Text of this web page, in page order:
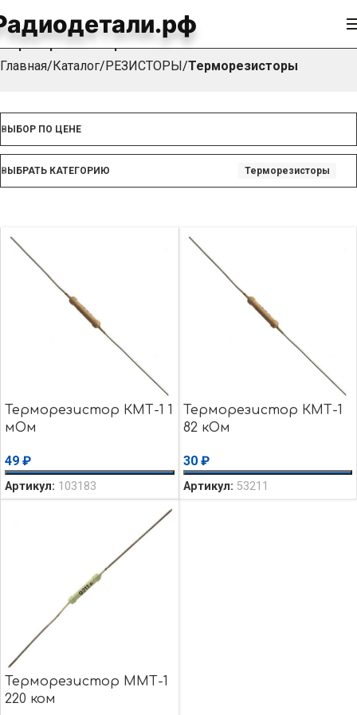
Терморезисторы
Главная Каталог РЕЗИСТОРЫ Терморезисторы
ВЫБОР ПО ЦЕНЕ
ВЫБРАТЬ КАТЕГОРИЮ Терморезисторы
Терморезистор КМТ-1 1
мОм
49 ₽
Артикул: 103183
Терморезистор КМТ-1
82 кОм
30 ₽
Артикул: 53211
Терморезистор ММТ-1
220 ком